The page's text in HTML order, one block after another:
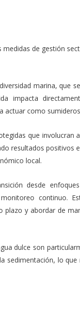
medidas de gestión
marina, que
impacta
actuar como
que involucran
resultados positivos
local.
desde
continuo.
y abordar de
dulce son
sedimentación, lo que